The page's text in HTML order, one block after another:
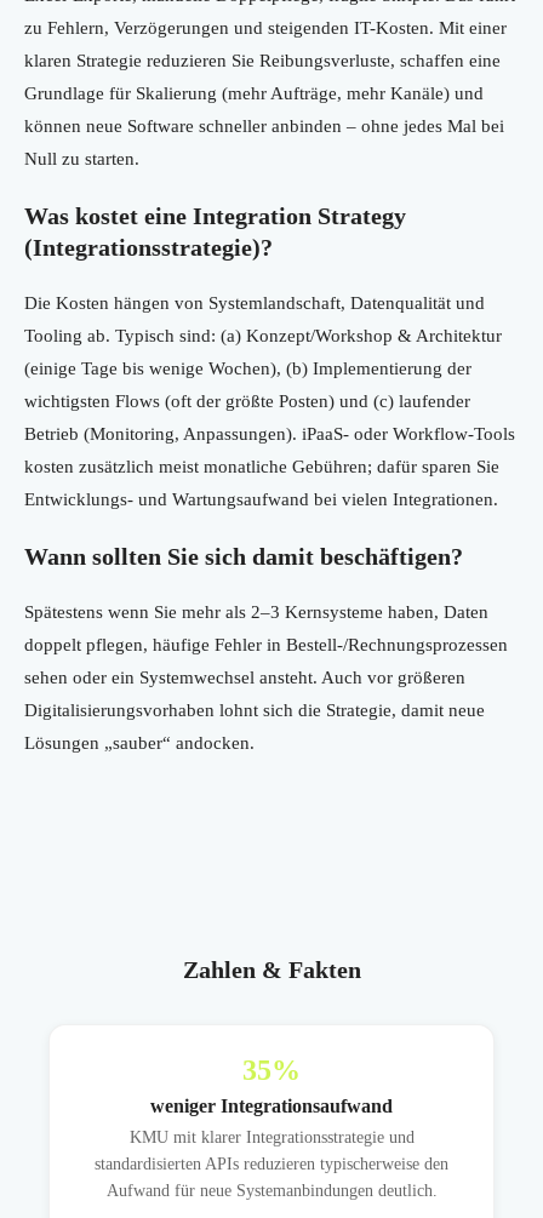
zu Fehlern, Verzögerungen und steigenden IT-Kosten. Mit einer
klaren Strategie reduzieren Sie Reibungsverluste, schaffen eine
Grundlage für Skalierung (mehr Aufträge, mehr Kanäle) und
können neue Software schneller anbinden – ohne jedes Mal bei
Null zu starten.
Was kostet eine Integration Strategy
(Integrationsstrategie)?
Die Kosten hängen von Systemlandschaft, Datenqualität und
Tooling ab. Typisch sind: (a) Konzept/Workshop & Architektur
(einige Tage bis wenige Wochen), (b) Implementierung der
wichtigsten Flows (oft der größte Posten) und (c) laufender
Betrieb (Monitoring, Anpassungen). iPaaS- oder Workflow-Tools
kosten zusätzlich meist monatliche Gebühren; dafür sparen Sie
Entwicklungs- und Wartungsaufwand bei vielen Integrationen.
Wann sollten Sie sich damit beschäftigen?
Spätestens wenn Sie mehr als 2–3 Kernsysteme haben, Daten
doppelt pflegen, häufige Fehler in Bestell-/Rechnungsprozessen
sehen oder ein Systemwechsel ansteht. Auch vor größeren
Digitalisierungsvorhaben lohnt sich die Strategie, damit neue
Lösungen „sauber“ andocken.
Zahlen & Fakten
35%
weniger Integrationsaufwand
KMU mit klarer Integrationsstrategie und
standardisierten APIs reduzieren typischerweise den
Aufwand für neue Systemanbindungen deutlich.